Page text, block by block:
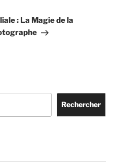
: La Magie de la
Rechercher